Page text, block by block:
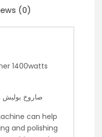
(0)
1400watts
صاروخ بوليش رونيكس 7″
can help
and polishing